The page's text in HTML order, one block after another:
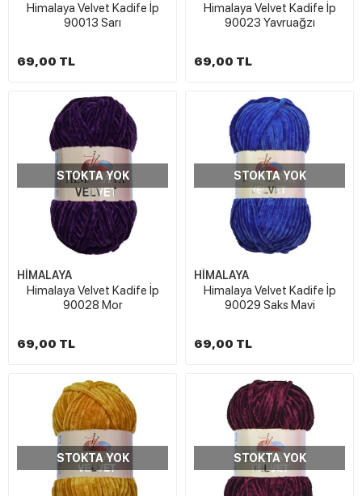
Himalaya Velvet Kadife İp
90013 Sarı
69,00 TL
Himalaya Velvet Kadife İp
90023 Yavruağzı
69,00 TL
STOKTA YOK
HİMALAYA
Himalaya Velvet Kadife İp
90028 Mor
69,00 TL
STOKTA YOK
HİMALAYA
Himalaya Velvet Kadife İp
90029 Saks Mavi
69,00 TL
STOKTA YOK STOKTA YOK